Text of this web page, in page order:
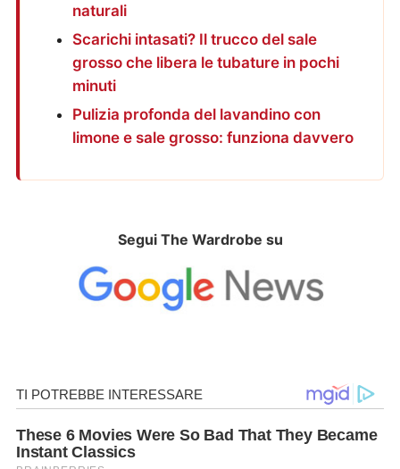
naturali
Scarichi intasati? Il trucco del sale
grosso che libera le tubature in pochi
minuti
Pulizia profonda del lavandino con
limone e sale grosso: funziona davvero
Segui The Wardrobe su